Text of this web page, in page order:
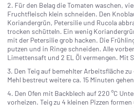
2. Für den Belag die Tomaten waschen,
Fruchtfleisch klein schneiden. Den
Koriandergrün, Petersilie und Rucola
trocken schütteln. Ein wenig
mit der Petersilie grob hacken. Die
putzen und in Ringe schneiden. Alle
Limettensaft und 2 EL Öl vermengen. Mit
3. Den Teig auf bemehlter Arbeitsfläche
Mehl bestreut weitere ca. 15 Minuten
4. Den Ofen mit Backblech auf 220 °C
vorheizen. Teig zu 4 kleinen Pizzen